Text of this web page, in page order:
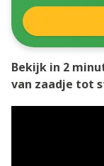
Bekijk in 2
van zaadje tot